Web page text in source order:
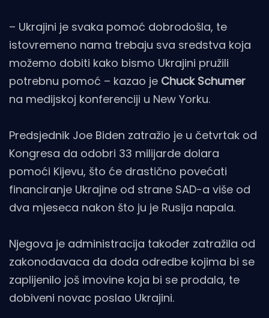
– Ukrajini je svaka pomoć dobrodošla, te
istovremeno nama trebaju sva sredstva koja
možemo dobiti kako bismo Ukrajini pružili
potrebnu pomoć – kazao je Chuck Schumer
na medijskoj konferenciji u New Yorku.
Predsjednik Joe Biden zatražio je u četvrtak od
Kongresa da odobri 33 milijarde dolara
pomoći Kijevu, što će drastično povećati
financiranje Ukrajine od strane SAD-a više od
dva mjeseca nakon što ju je Rusija napala.
Njegova je administracija također zatražila od
zakonodavaca da doda odredbe kojima bi se
zaplijenilo još imovine koja bi se prodala, te
dobiveni novac poslao Ukrajini.